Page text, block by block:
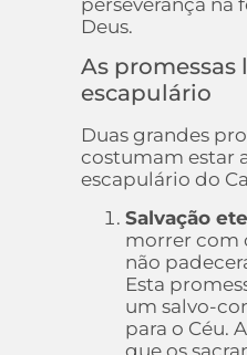
Deus.
As promessas
escapulário
Duas grandes
costumam estar
escapulário do
Salvação
morrer com
não
Esta
um salvo-
para o Céu.
que os